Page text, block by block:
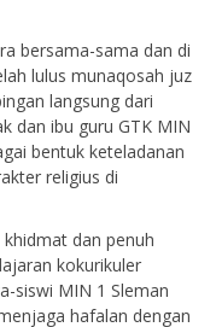
bersama-sama dan di
lulus munaqosah juz
langsung dari
dan ibu guru GTK MIN
bentuk keteladanan
religius di
dan penuh
kokurikuler
siswi MIN 1 Sleman
hafalan dengan